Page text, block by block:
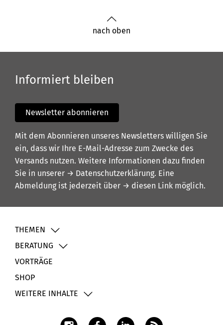
nach oben
Informiert bleiben
Newsletter abonnieren
Mit dem Abonnieren unseres Newsletters willigen Sie
ein, dass wir Ihre E-Mail-Adresse zum Zwecke des
Versands nutzen. Weitere Informationen dazu finden
Sie in unserer → Datenschutzerklärung. Eine
Abmeldung ist jederzeit über → diesen Link möglich.
THEMEN
BERATUNG
VORTRÄGE
SHOP
WEITERE INHALTE